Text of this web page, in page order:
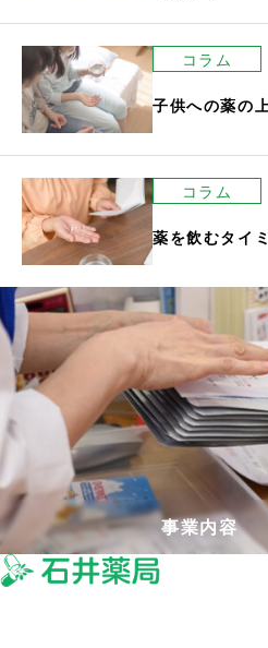
コラム
子供への薬の
コラム
薬を飲むタイ
事業内容